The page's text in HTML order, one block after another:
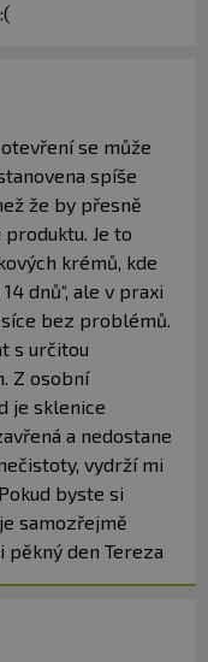
se může
spíše
že by přesně
Je to
krémů, kde
dnů“, ale v praxi
bez problémů.
s určitou
Z osobní
je sklenice
a nedostane
vydrží mi
byste si
samozřejmě
den Tereza